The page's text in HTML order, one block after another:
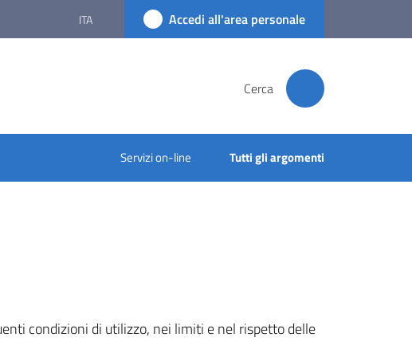
ITA Accedi all'area personale
Cerca
Servizi on-line Tutti gli argomenti
condizioni di utilizzo, nei limiti e nel rispetto delle